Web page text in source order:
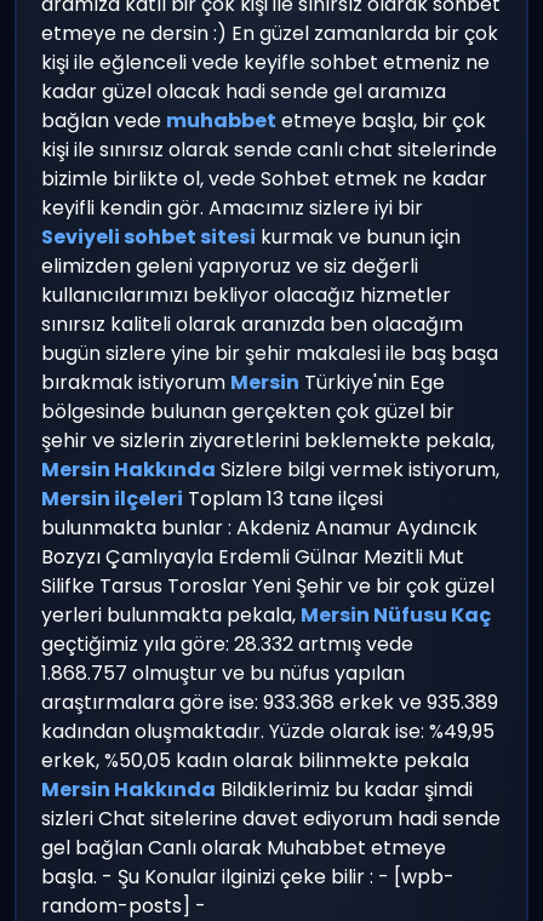
etmeye ne dersin :) En güzel zamanlarda bir çok
kişi ile eğlenceli vede keyifle sohbet etmeniz ne
kadar güzel olacak hadi sende gel aramıza
bağlan vede muhabbet etmeye başla, bir çok
kişi ile sınırsız olarak sende canlı chat sitelerinde
bizimle birlikte ol, vede Sohbet etmek ne kadar
keyifli kendin gör. Amacımız sizlere iyi bir
Seviyeli sohbet sitesi kurmak ve bunun için
elimizden geleni yapıyoruz ve siz değerli
kullanıcılarımızı bekliyor olacağız hizmetler
sınırsız kaliteli olarak aranızda ben olacağım
bugün sizlere yine bir şehir makalesi ile baş başa
bırakmak istiyorum Mersin Türkiye'nin Ege
bölgesinde bulunan gerçekten çok güzel bir
şehir ve sizlerin ziyaretlerini beklemekte pekala,
Mersin Hakkında Sizlere bilgi vermek istiyorum,
Mersin ilçeleri Toplam 13 tane ilçesi
bulunmakta bunlar : Akdeniz Anamur Aydıncık
Bozyzı Çamlıyayla Erdemli Gülnar Mezitli Mut
Silifke Tarsus Toroslar Yeni Şehir ve bir çok güzel
yerleri bulunmakta pekala, Mersin Nüfusu Kaç
geçtiğimiz yıla göre: 28.332 artmış vede
1.868.757 olmuştur ve bu nüfus yapılan
araştırmalara göre ise: 933.368 erkek ve 935.389
kadından oluşmaktadır. Yüzde olarak ise: %49,95
erkek, %50,05 kadın olarak bilinmekte pekala
Mersin Hakkında Bildiklerimiz bu kadar şimdi
sizleri Chat sitelerine davet ediyorum hadi sende
gel bağlan Canlı olarak Muhabbet etmeye
başla. - Şu Konular ilginizi çeke bilir : - [wpb-
random-posts] -